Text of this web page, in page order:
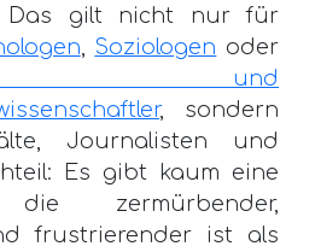
Das gilt nicht nur für
Soziologen oder
und
, sondern
Journalisten und
Es gibt kaum eine
die zermürbender,
frustrierender ist als